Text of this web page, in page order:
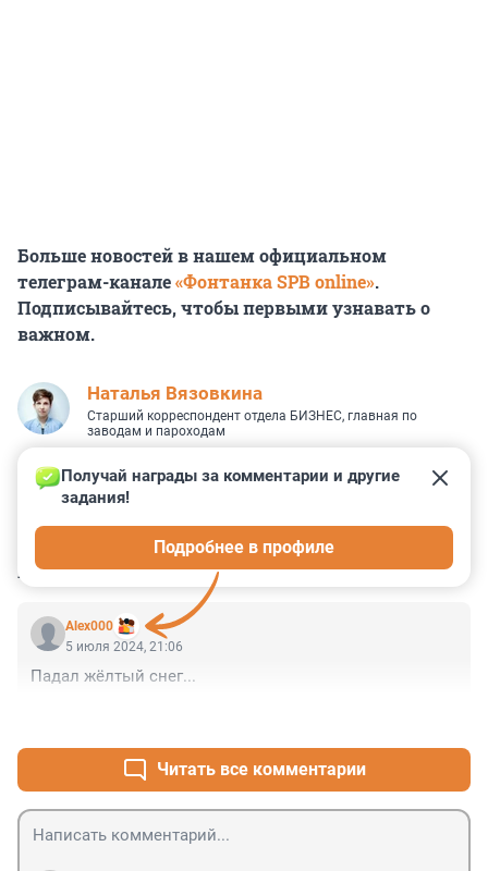
Больше новостей в нашем официальном
телеграм-канале«Фонтанка SPB online».
Подписывайтесь, чтобы первыми узнавать о
важном.
Наталья Вязовкина
Старший корреспондент отдела БИЗНЕС, главная по
заводам и пароходам
КОММЕНТАРИИ 1
Alex000
Получай награды за комментарии и другие
задания!
Подробнее в профиле
5 июля 2024, 21:06
Падал жёлтый снег...
Читать все комментарии